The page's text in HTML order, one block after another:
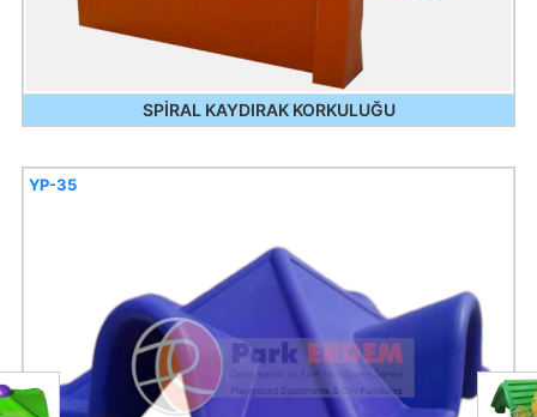
SPİRAL KAYDIRAK KORKULUĞU
YP-35